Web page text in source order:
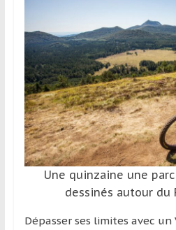
Une quinzaine une
dessinés autour du
Dépasser ses limites avec